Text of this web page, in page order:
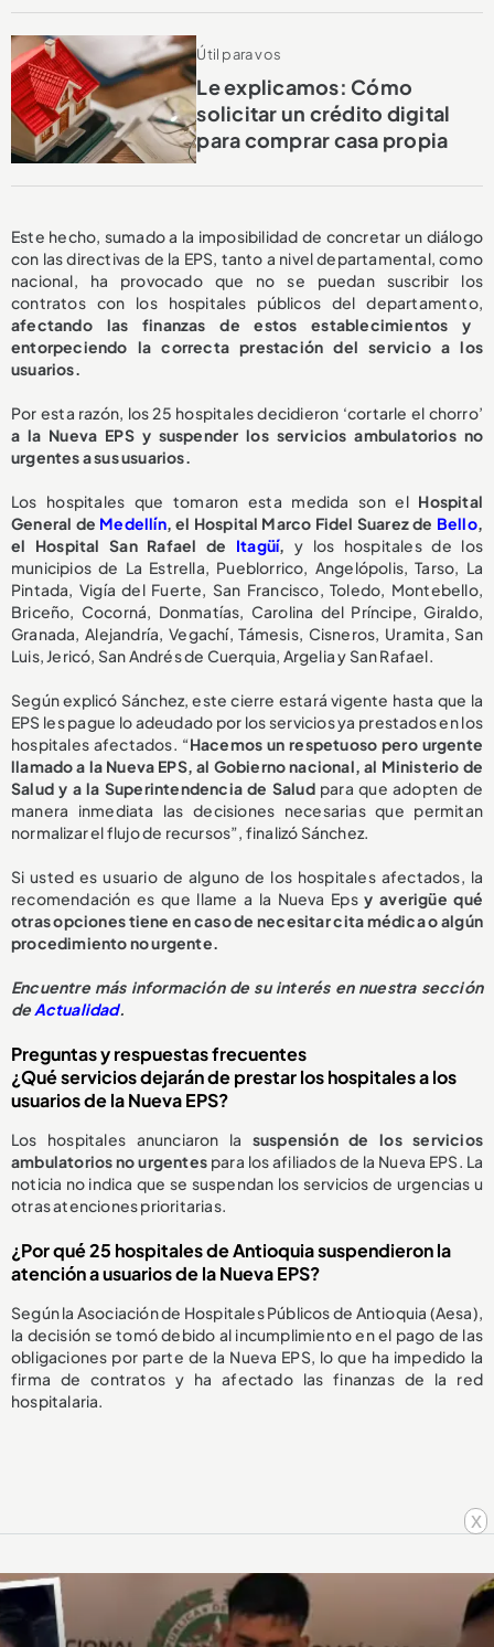
x
Útil para vos
Le explicamos: Cómo
solicitar un crédito digital
para comprar casa propia
Este hecho, sumado a la imposibilidad de concretar un diálogo
con las directivas de la EPS, tanto a nivel departamental, como
nacional, ha provocado que no se puedan suscribir los
contratos con los hospitales públicos del departamento,
afectando las finanzas de estos establecimientos y
entorpeciendo la correcta prestación del servicio a los
usuarios.
Por esta razón, los 25 hospitales decidieron ‘cortarle el chorro’
a la Nueva EPS y suspender los servicios ambulatorios no
urgentes a sus usuarios.
Los hospitales que tomaron esta medida son el Hospital
General de Medellín, el Hospital Marco Fidel Suarez de Bello,
el Hospital San Rafael de Itagüí, y los hospitales de los
municipios de La Estrella, Pueblorrico, Angelópolis, Tarso, La
Pintada, Vigía del Fuerte, San Francisco, Toledo, Montebello,
Briceño, Cocorná, Donmatías, Carolina del Príncipe, Giraldo,
Granada, Alejandría, Vegachí, Támesis, Cisneros, Uramita, San
Luis, Jericó, San Andrés de Cuerquia, Argelia y San Rafael.
Según explicó Sánchez, este cierre estará vigente hasta que la
EPS les pague lo adeudado por los servicios ya prestados en los
hospitales afectados. “Hacemos un respetuoso pero urgente
llamado a la Nueva EPS, al Gobierno nacional, al Ministerio de
Salud y a la Superintendencia de Salud para que adopten de
manera inmediata las decisiones necesarias que permitan
normalizar el flujo de recursos”, finalizó Sánchez.
Si usted es usuario de alguno de los hospitales afectados, la
recomendación es que llame a la Nueva Epsy averigüe qué
otras opciones tiene en caso de necesitar cita médica o algún
procedimiento no urgente.
Encuentre más información de su interés en nuestra sección
deActualidad.
Preguntas y respuestas frecuentes
¿Qué servicios dejarán de prestar los hospitales a los
usuarios de la Nueva EPS?
Los hospitales anunciaron la suspensión de los servicios
ambulatorios no urgentes para los afiliados de la Nueva EPS. La
noticia no indica que se suspendan los servicios de urgencias u
otras atenciones prioritarias.
¿Por qué 25 hospitales de Antioquia suspendieron la
atención a usuarios de la Nueva EPS?
Según la Asociación de Hospitales Públicos de Antioquia (Aesa),
la decisión se tomó debido al incumplimiento en el pago de las
obligaciones por parte de la Nueva EPS, lo que ha impedido la
firma de contratos y ha afectado las finanzas de la red
hospitalaria.